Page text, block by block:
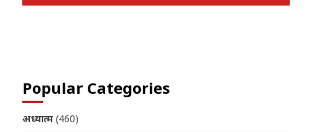
Popular Categories
अध्यात्म (460)